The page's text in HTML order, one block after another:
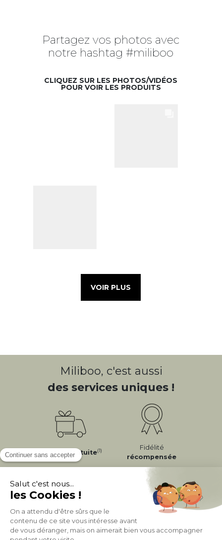
Partagez vos photos avec
notre hashtag #miliboo
CLIQUEZ SUR LES PHOTOS/VIDÉOS
POUR VOIR LES PRODUITS
VOIR PLUS
Miliboo, c'est aussi
des services uniques !
LivraisonGratuite(1)
Fidélité
récompensée
Expéditionen
24/72h
Appel gratuit
0 20 88 04 14